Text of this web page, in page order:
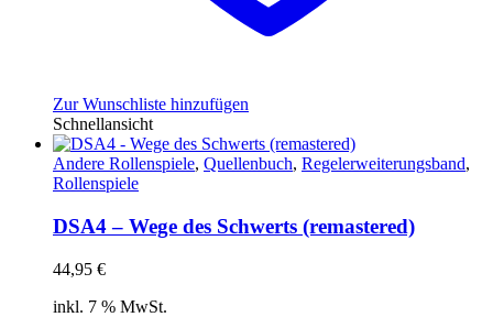
Zur Wunschliste hinzufügen
Schnellansicht
Andere Rollenspiele, Quellenbuch, Regelerweiterungsband,
Rollenspiele
DSA4 – Wege des Schwerts (remastered)
44,95 €
inkl. 7 % MwSt.